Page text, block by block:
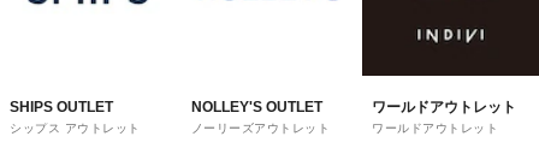
SHIPS OUTLET
シップス アウトレット
NOLLEY'S OUTLET
ノーリーズアウトレット
ワールドアウトレット
ワールドアウトレット